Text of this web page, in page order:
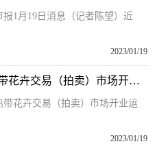
1月19日消息（记者陈望）近
2023/01/19
聚焦：（新华全媒+）海南热带花卉交易（拍卖）市场开业运营
花卉交易（拍卖）市场开业运
2023/01/19